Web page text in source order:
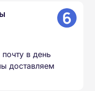
6
в день
доставляем